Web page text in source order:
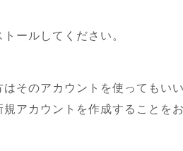
ールしてください。
そのアカウントを使ってもいい
アカウントを作成することを